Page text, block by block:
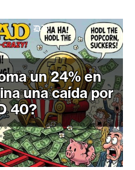
un 24% en
una caída por
40?